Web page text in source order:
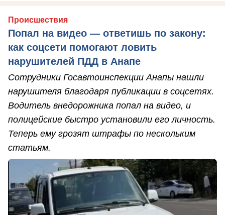
Происшествия
Попал на видео — ответишь по закону:
как соцсети помогают ловить
нарушителей ПДД в Анапе
Сотрудники Госавтоинспекции Анапы нашли
нарушителя благодаря публикации в соцсетях.
Водитель внедорожника попал на видео, и
полицейские быстро установили его личность.
Теперь ему грозят штрафы по нескольким
статьям.